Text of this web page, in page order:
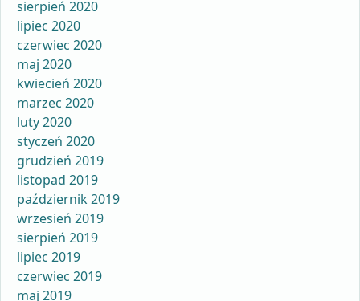
sierpień 2020
lipiec 2020
czerwiec 2020
maj 2020
kwiecień 2020
marzec 2020
luty 2020
styczeń 2020
grudzień 2019
listopad 2019
październik 2019
wrzesień 2019
sierpień 2019
lipiec 2019
czerwiec 2019
maj 2019